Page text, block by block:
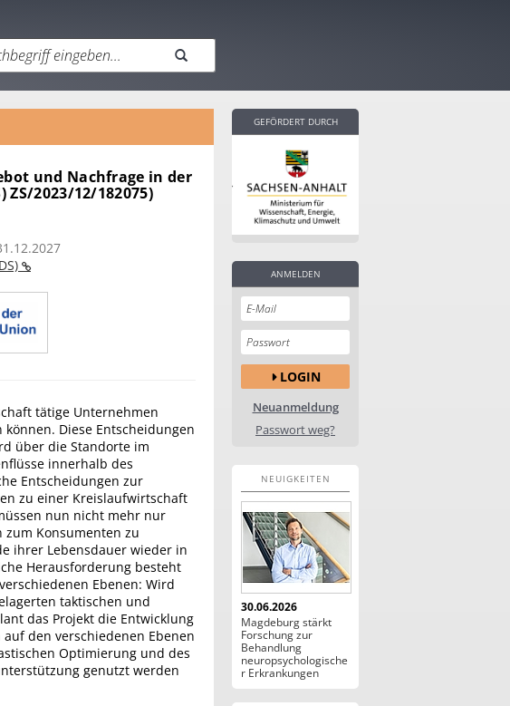
und Nachfrage in der
2023/12/182075)
tätige Unternehmen
Diese Entscheidungen
über die Standorte im
innerhalb des
Entscheidungen zur
zu einer Kreislaufwirtschaft
nun nicht mehr nur
Konsumenten zu
ihrer Lebensdauer wieder in
Herausforderung besteht
Ebenen: Wird
taktischen und
das Projekt die Entwicklung
den verschiedenen Ebenen
Optimierung und des
genutzt werden
GEFÖRDERT DURCH
ANMELDEN
LOGIN
Neuanmeldung
Passwort weg?
NEUIGKEITEN
30.06.2026
Magdeburg stärkt
Forschung zur
Behandlung
neuropsychologische
r Erkrankungen